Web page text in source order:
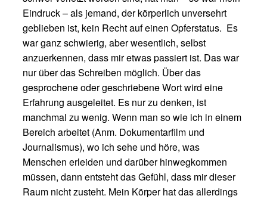
Eindruck – als jemand, der körperlich unversehrt
geblieben ist, kein Recht auf einen Opferstatus. Es
war ganz schwierig, aber wesentlich, selbst
anzuerkennen, dass mir etwas passiert ist. Das war
nur über das Schreiben möglich. Über das
gesprochene oder geschriebene Wort wird eine
Erfahrung ausgeleitet. Es nur zu denken, ist
manchmal zu wenig. Wenn man so wie ich in einem
Bereich arbeitet (Anm. Dokumentarfilm und
Journalismus), wo ich sehe und höre, was
Menschen erleiden und darüber hinwegkommen
müssen, dann entsteht das Gefühl, dass mir dieser
Raum nicht zusteht. Mein Körper hat das allerdings